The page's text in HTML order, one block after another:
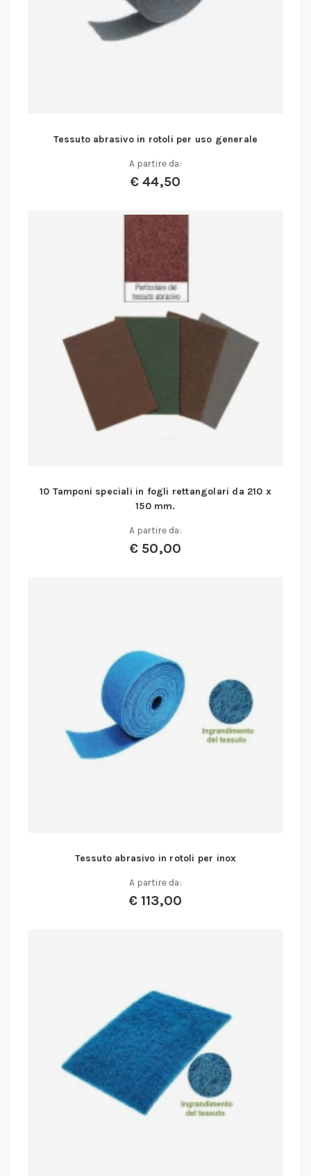
Tessuto abrasivo in rotoli per uso generale
A partire da:
€ 44,50
10 Tamponi speciali in fogli rettangolari da 210 x
150 mm.
A partire da:
€ 50,00
Tessuto abrasivo in rotoli per inox
A partire da:
€113,00